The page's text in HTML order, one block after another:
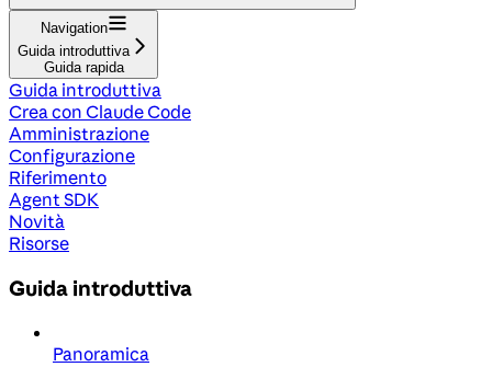
Navigation
Guida introduttiva
Guida rapida
Guida introduttiva
Crea con Claude Code
Amministrazione
Configurazione
Riferimento
Agent SDK
Novità
Risorse
Guida introduttiva
Panoramica